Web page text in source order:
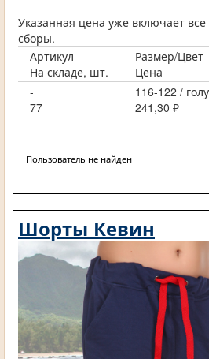
Указанная цена уже включает
сборы.
Артикул
Размер/Цвет
На складе, шт.
Цена
-
116-122 /
77
241,30 ₽
Пользователь не найден
Шорты Кевин